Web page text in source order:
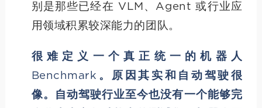
别是那些已经在 VLM、Agent 或行业应
用领域积累较深能力的团队。
很难定义一个真正统一的机器人
Benchmark。原因其实和自动驾驶很
像。自动驾驶行业至今也没有一个能够完